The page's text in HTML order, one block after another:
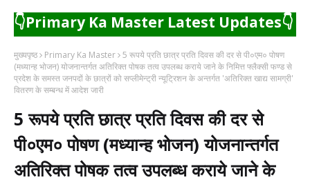
👇Primary Ka Master Latest Updates👇
मुख्यपृष्ठ Primary Ka Master 5 रूपये प्रति छात्र प्रति दिवस की दर से पी०एम० पोषण
(मध्यान्ह भोजन) योजनान्तर्गत अतिरिक्त पोषक तत्व उपलब्ध कराये जाने के निमित्त फ्लैक्सी फण्ड से
प्रदेश के समस्त जनपदों के छात्रों को सप्लीमेन्ट्री न्यूट्रिशन के अन्तर्गत 'अतिरिक्त खाद्य सामग्री'
वितरण के सम्बन्ध में आदेश जारी
5 रूपये प्रति छात्र प्रति दिवस की दर से
पी०एम० पोषण (मध्यान्ह भोजन) योजनान्तर्गत
अतिरिक्त पोषक तत्व उपलब्ध कराये जाने के